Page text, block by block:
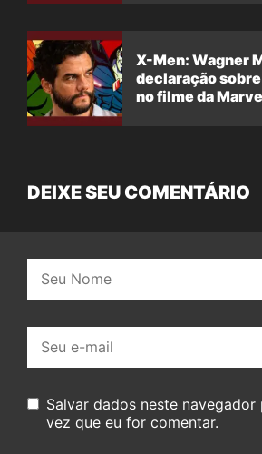
X-Men: Wagner
declaração
no filme da
DEIXE SEU COMENTÁRIO
mail:
Salvar dados neste navegador
vez que eu for comentar.